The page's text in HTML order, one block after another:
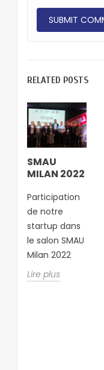
RELATED POSTS
SMAU
MILAN 2022
Participation
de notre
startup dans
le salon SMAU
Milan 2022
Lire plus